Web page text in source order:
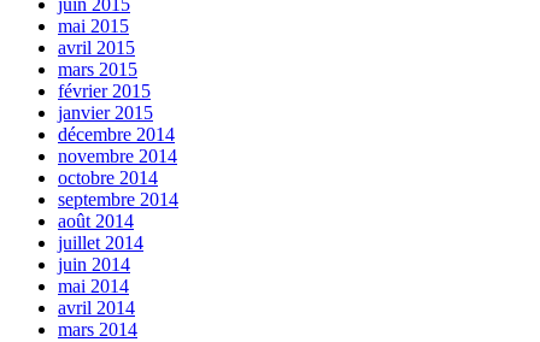
juin 2015
mai 2015
avril 2015
mars 2015
février 2015
janvier 2015
décembre 2014
novembre 2014
octobre 2014
septembre 2014
août 2014
juillet 2014
juin 2014
mai 2014
avril 2014
mars 2014